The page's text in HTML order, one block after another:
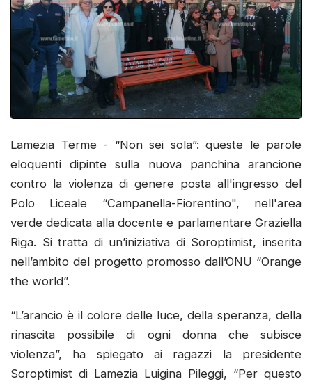
Lamezia Terme - “Non sei sola”: queste le parole
eloquenti dipinte sulla nuova panchina arancione
contro la violenza di genere posta all'ingresso del
Polo Liceale “Campanella-Fiorentino", nell'area
verde dedicata alla docente e parlamentare Graziella
Riga. Si tratta di un’iniziativa di Soroptimist, inserita
nell’ambito del progetto promosso dall’ONU “Orange
the world”.
“L’arancio è il colore delle luce, della speranza, della
rinascita possibile di ogni donna che subisce
violenza”, ha spiegato ai ragazzi la presidente
Soroptimist di Lamezia Luigina Pileggi, “Per questo